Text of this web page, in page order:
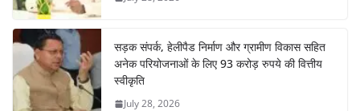
सड़क संपर्क, हेलीपैड निर्माण और ग्रामीण विकास सहित
अनेक परियोजनाओं के लिए 93 करोड़ रुपये की वित्तीय
स्वीकृति
July 28, 2026